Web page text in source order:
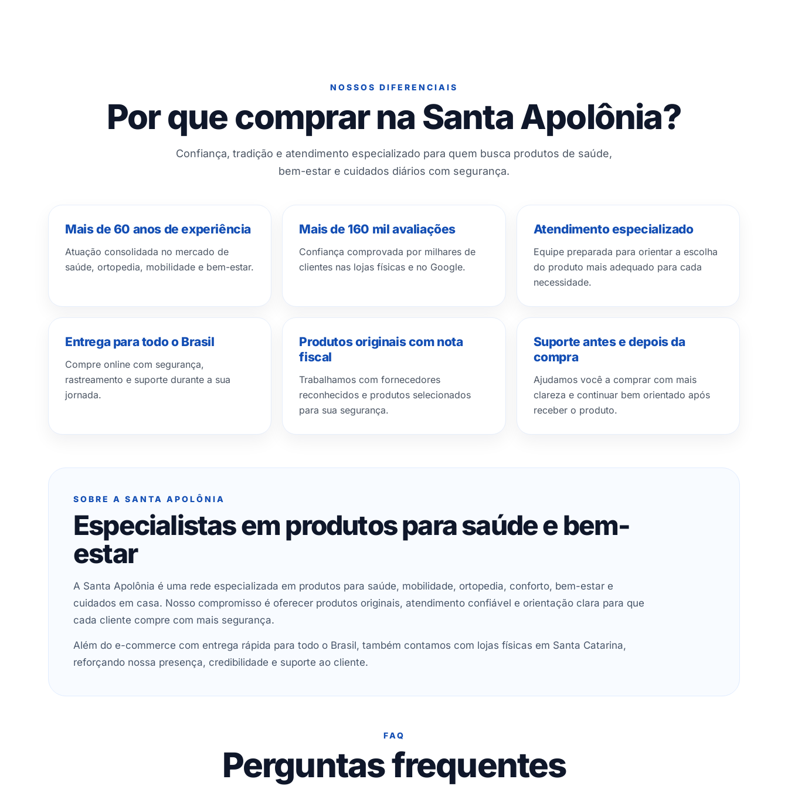
NOSSOS DIFERENCIAIS
Por que comprar na Santa Apolônia?
Confiança, tradição e atendimento especializado para quem busca produtos de saúde,
bem-estar e cuidados diários com segurança.
Mais de 60 anos de experiência
Atuação consolidada no mercado de
saúde, ortopedia, mobilidade e bem-estar.
Mais de 160 mil avaliações
Confiança comprovada por milhares de
clientes nas lojas físicas e no Google.
Atendimento especializado
Equipe preparada para orientar a escolha
do produto mais adequado para cada
necessidade.
Entrega para todo o Brasil
Compre online com segurança,
rastreamento e suporte durante a sua
jornada.
Produtos originais com nota
fiscal
Trabalhamos com fornecedores
reconhecidos e produtos selecionados
para sua segurança.
Suporte antes e depois da
compra
Ajudamos você a comprar com mais
clareza e continuar bem orientado após
receber o produto.
SOBRE A SANTA APOLÔNIA
Especialistas em produtos para saúde e bem-
estar
A Santa Apolônia é uma rede especializada em produtos para saúde, mobilidade, ortopedia, conforto, bem-estar e
cuidados em casa. Nosso compromisso é oferecer produtos originais, atendimento confiável e orientação clara para que
cada cliente compre com mais segurança.
Além do e-commerce com entrega rápida para todo o Brasil, também contamos com lojas físicas em Santa Catarina,
reforçando nossa presença, credibilidade e suporte ao cliente.
FAQ
Perguntas frequentes